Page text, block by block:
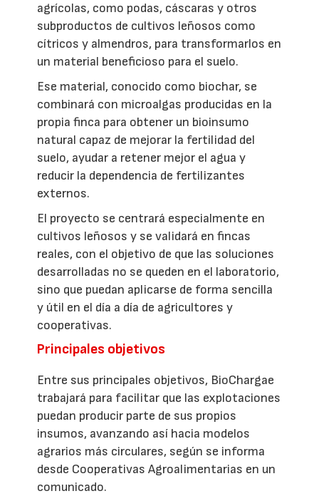
agrícolas, como podas, cáscaras y otros
subproductos de cultivos leñosos como
cítricos y almendros, para transformarlos en
un material beneficioso para el suelo.
Ese material, conocido como biochar, se
combinará con microalgas producidas en la
propia finca para obtener un bioinsumo
natural capaz de mejorar la fertilidad del
suelo, ayudar a retener mejor el agua y
reducir la dependencia de fertilizantes
externos.
El proyecto se centrará especialmente en
cultivos leñosos y se validará en fincas
reales, con el objetivo de que las soluciones
desarrolladas no se queden en el laboratorio,
sino que puedan aplicarse de forma sencilla
y útil en el día a día de agricultores y
cooperativas.
Principales objetivos
Entre sus principales objetivos, BioChargae
trabajará para facilitar que las explotaciones
puedan producir parte de sus propios
insumos, avanzando así hacia modelos
agrarios más circulares, según se informa
desde Cooperativas Agroalimentarias en un
comunicado.